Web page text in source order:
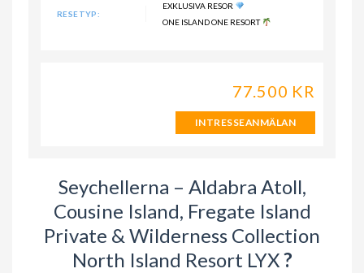
RESETYP:
EXKLUSIVA RESOR
ONE ISLAND ONE RESORT
77.500 KR
INTRESSEANMÄLAN
Seychellerna – Aldabra Atoll,
Cousine Island, Fregate Island
Private & Wilderness Collection
North Island Resort LYX?